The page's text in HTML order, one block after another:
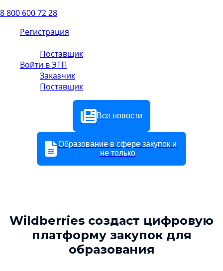
8 800 600 72 28
Регистрация
Поставщик
Войти в ЭТП
Заказчик
Поставщик
Все новости
Образование в сфере закупок и
не только
Wildberries создаст цифровую
платформу закупок для
образования